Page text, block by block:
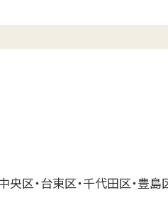
央区・台東区・千代田区・豊